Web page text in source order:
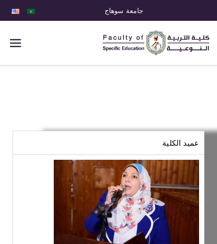
جامعة سوهاج
كلية التربية
عميد الكلية